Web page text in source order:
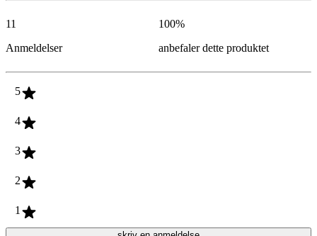
11
Anmeldelser
100%
anbefaler dette produktet
5
4
3
2
1